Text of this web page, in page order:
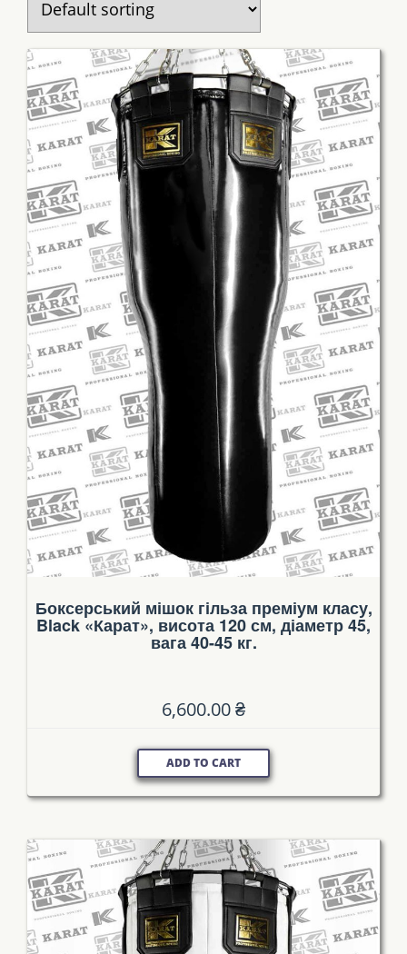
Боксерський мішок гільза преміум класу,
Black «Карат», висота 120 см, діаметр 45,
вага 40-45 кг.
6,600.00₴
ADD TO CART